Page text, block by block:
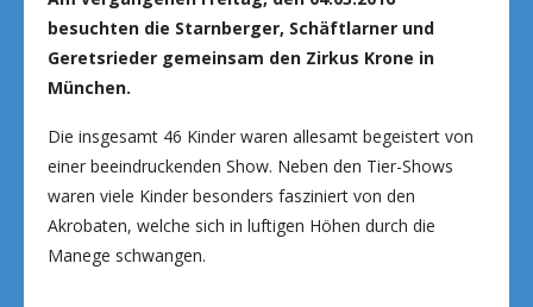
besuchten die Starnberger, Schäftlarner und
Geretsrieder gemeinsam den Zirkus Krone in
München.
Die insgesamt 46 Kinder waren allesamt begeistert von
einer beeindruckenden Show. Neben den Tier-Shows
waren viele Kinder besonders fasziniert von den
Akrobaten, welche sich in luftigen Höhen durch die
Manege schwangen.